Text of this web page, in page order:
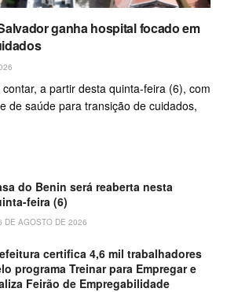
ganha hospital focado em
a partir desta quinta-feira (6), com
de saúde para transição de cuidados,
do Benin será reaberta nesta
feira (6)
DE AGOSTO DE 2026
certifica 4,6 mil trabalhadores
programa Treinar para Empregar e
Feirão de Empregabilidade